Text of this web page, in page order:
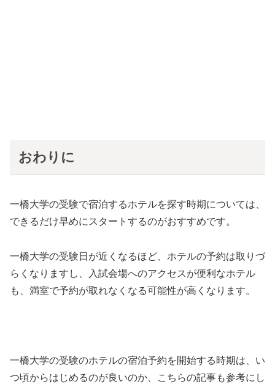
おわりに
一橋大学の受験で宿泊するホテルを探す時期については、
できるだけ早めにスタートするのがおすすめです。
一橋大学の受験日が近くなるほど、ホテルの予約は取りづ
らくなりますし、入試会場へのアクセスが便利なホテル
も、満室で予約が取れなくなる可能性が高くなります。
一橋大学の受験のホテルの宿泊予約を開始する時期は、い
つ頃からはじめるのが良いのか、こちらの記事も参考にし